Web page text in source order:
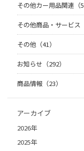
その他カー用品関連（5
その他商品・サービス
その他（41）
お知らせ（292）
商品情報（23）
アーカイブ
2026年
2025年